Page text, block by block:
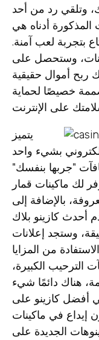
وتلقي رد من أحد
المذكورة أدناه هي
بتجربة لعب آمنة.
وستحصل على
ربح أموال حقيقية
خصيصًا لحماية
يتميز
"جربها بنفسك"
لك ماكينات قمار
بالإضافة إلى
أحدث كازينو بلاك
وستجد إعلانات
من المزايا
الترحيب الكبيرة،
هناك دائمًا شيء
أفضل كازينو على
بدون إيداع في ماكينات
الجديدة على